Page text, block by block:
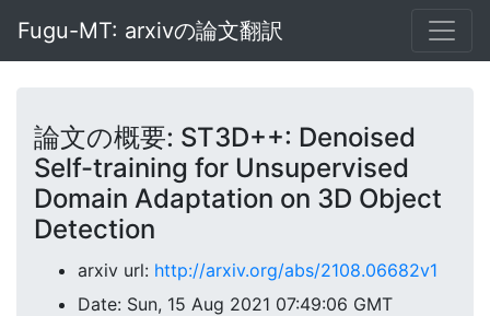
Fugu-MT: arxivの論文翻訳
論文の概要: ST3D++: Denoised
Self-training for Unsupervised
Domain Adaptation on 3D Object
Detection
arxiv url: http://arxiv.org/abs/2108.06682v1
Date: Sun, 15 Aug 2021 07:49:06 GMT